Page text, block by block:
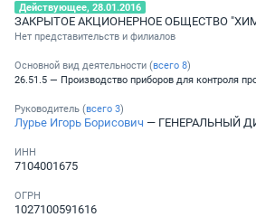
Действующее, 28.01.2016
ЗАКРЫТОЕ АКЦИОНЕРНОЕ ОБЩЕСТВО
Нет представительств и филиалов
Основной вид деятельности (всего 8)
26.51.5 — Производство приборов для контроля
Руководитель (всего 3)
Лурье Игорь Борисович — ГЕНЕРАЛЬНЫЙ
ИНН
7104001675
ОГРН
1027100591616